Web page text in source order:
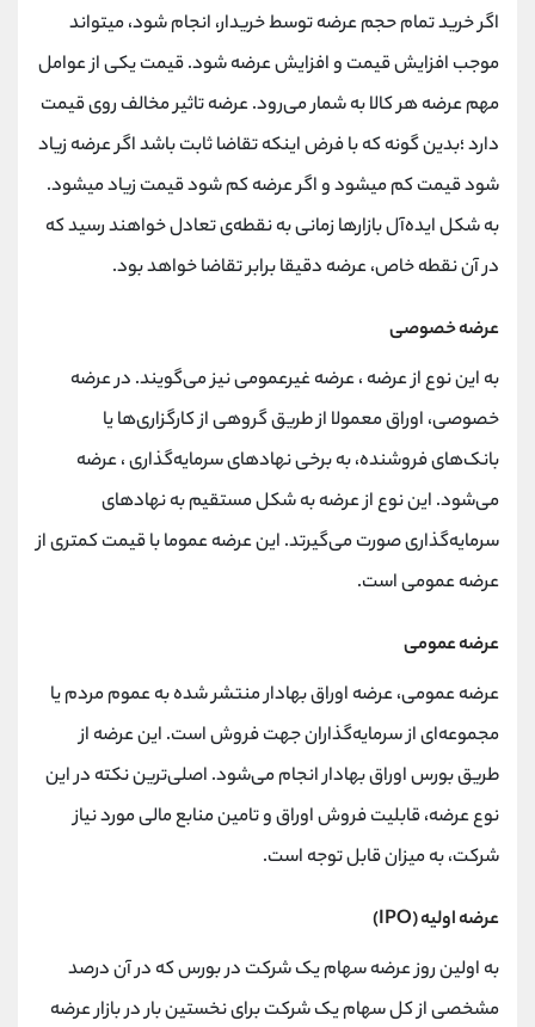
اگر خرید تمام حجم عرضه توسط خریدار، انجام شود، میتواند
موجب افزایش قیمت و افزایش عرضه شود. قیمت یکی از عوامل
مهم عرضه هر کالا به شمار می‌رود. عرضه تاثیر مخالف روی قیمت
دارد ؛بدین گونه که با فرض اینکه تقاضا ثابت باشد اگر عرضه زیاد
شود قیمت کم میشود و اگر عرضه کم شود قیمت زیاد میشود.
به شکل ایده‌آل بازارها زمانی به نقطه‌ی تعادل خواهند رسید که
در آن نقطه خاص، عرضه دقیقا برابر تقاضا خواهد بود.
عرضه خصوصی
به این نوع از عرضه ، عرضه غیرعمومی نیز می‌گویند. در عرضه
خصوصی، اوراق معمولا از طریق گروهی از کارگزاری‌ها یا
بانک‌های فروشنده، به برخی نهادهای سرمایه‌گذاری ، عرضه
می‌شود. این نوع از عرضه به شکل مستقیم به نهادهای
سرمایه‌گذاری صورت می‌گیرتد. این عرضه عموما با قیمت کمتری از
عرضه عمومی است.
عرضه عمومی
عرضه عمومی، عرضه اوراق بهادار منتشر شده به عموم مردم یا
مجموعه‌ای از سرمایه‌گذاران جهت فروش است. این عرضه از
طریق بورس اوراق بهادار انجام می‌شود. اصلی‌ترین نکته در این
نوع عرضه، قابلیت فروش اوراق و تامین منابع مالی مورد نیاز
شرکت، به میزان قابل توجه است.
عرضه اولیه(IPO)
به اولین روز عرضه سهام یک شرکت در بورس که در آن درصد
مشخصی از کل سهام یک شرکت برای نخستین بار در بازار عرضه
کانال تلگرام @alirezamehrabi_com